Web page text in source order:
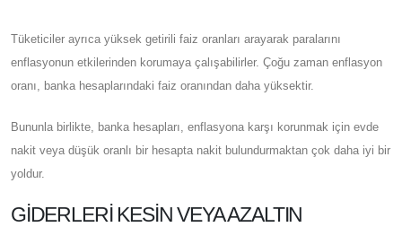
Tüketiciler ayrıca yüksek getirili faiz oranları arayarak paralarını
enflasyonun etkilerinden korumaya çalışabilirler. Çoğu zaman enflasyon
oranı, banka hesaplarındaki faiz oranından daha yüksektir.
Bununla birlikte, banka hesapları, enflasyona karşı korunmak için evde
nakit veya düşük oranlı bir hesapta nakit bulundurmaktan çok daha iyi bir
yoldur.
GIDERLERI KESIN VEYA AZALTIN